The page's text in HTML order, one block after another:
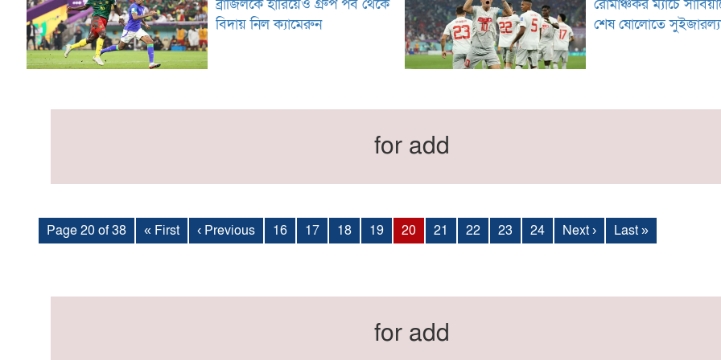
ব্রাজিলকে হারিয়েও গ্রুপ পর্ব থেকে
বিদায় নিল ক্যামেরুন
রোমাঞ্চকর ম্যাচে
শেষ ষোলোতে
for add
Page 20 of 38 « First ‹ Previous 16 17 18 19 20 21 22 23 24 Next › Last »
for add